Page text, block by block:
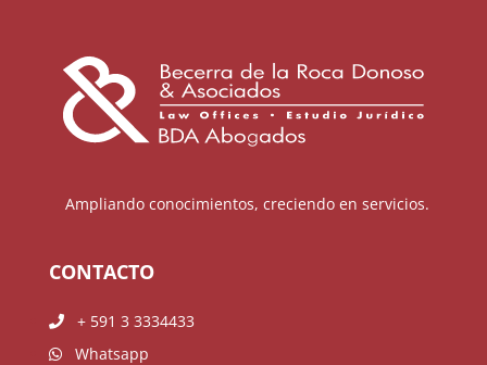
Ampliando conocimientos, creciendo en servicios.
CONTACTO
+ 591 3 3334433
Whatsapp